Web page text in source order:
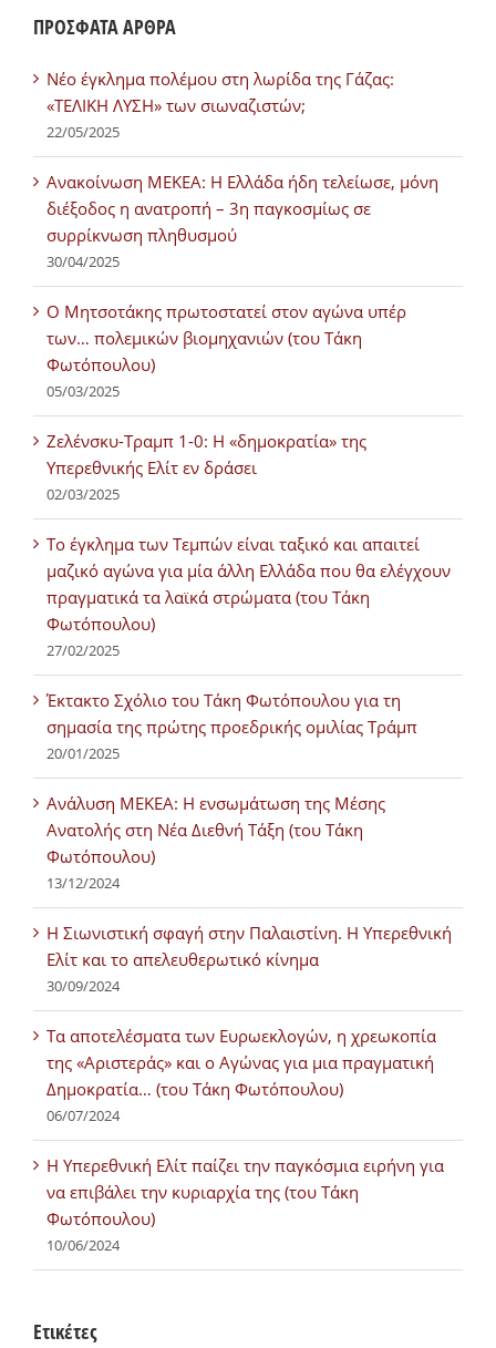
ΠΡΟΣΦΑΤΑ ΑΡΘΡΑ
Νέο έγκλημα πολέμου στη λωρίδα της Γάζας:
«ΤΕΛΙΚΗ ΛΥΣΗ» των σιωναζιστών;
22/05/2025
Ανακοίνωση ΜΕΚΕΑ: Η Ελλάδα ήδη τελείωσε, μόνη
διέξοδος η ανατροπή – 3η παγκοσμίως σε
συρρίκνωση πληθυσμού
30/04/2025
Ο Μητσοτάκης πρωτοστατεί στον αγώνα υπέρ
των… πολεμικών βιομηχανιών (του Τάκη
Φωτόπουλου)
05/03/2025
Ζελένσκυ-Τραμπ 1-0: Η «δημοκρατία» της
Υπερεθνικής Ελίτ εν δράσει
02/03/2025
Tο έγκλημα των Τεμπών είναι ταξικό και απαιτεί
μαζικό αγώνα για μία άλλη Ελλάδα που θα ελέγχουν
πραγματικά τα λαϊκά στρώματα (του Τάκη
Φωτόπουλου)
27/02/2025
Έκτακτο Σχόλιο του Τάκη Φωτόπουλου για τη
σημασία της πρώτης προεδρικής ομιλίας Τράμπ
20/01/2025
Ανάλυση ΜΕΚΕΑ: Η ενσωμάτωση της Μέσης
Ανατολής στη Νέα Διεθνή Τάξη (του Τάκη
Φωτόπουλου)
13/12/2024
Η Σιωνιστική σφαγή στην Παλαιστίνη. Η Υπερεθνική
Ελίτ και το απελευθερωτικό κίνημα
30/09/2024
Τα αποτελέσματα των Ευρωεκλογών, η χρεωκοπία
της «Αριστεράς» και ο Αγώνας για μια πραγματική
Δημοκρατία… (του Τάκη Φωτόπουλου)
06/07/2024
H Υπερεθνική Ελίτ παίζει την παγκόσμια ειρήνη για
να επιβάλει την κυριαρχία της (του Τάκη
Φωτόπουλου)
10/06/2024
Ετικέτες